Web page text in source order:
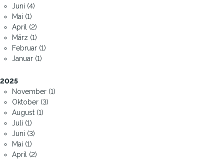
Juni (4)
Mai (1)
April (2)
März (1)
Februar (1)
Januar (1)
2025
November (1)
Oktober (3)
August (1)
Juli (1)
Juni (3)
Mai (1)
April (2)